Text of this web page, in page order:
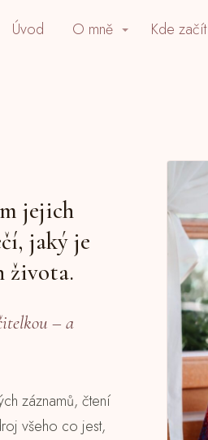
Úvod O mně Kde začít
jejich
jaký je
života.
– a
záznamů, čtení
všeho co jest,